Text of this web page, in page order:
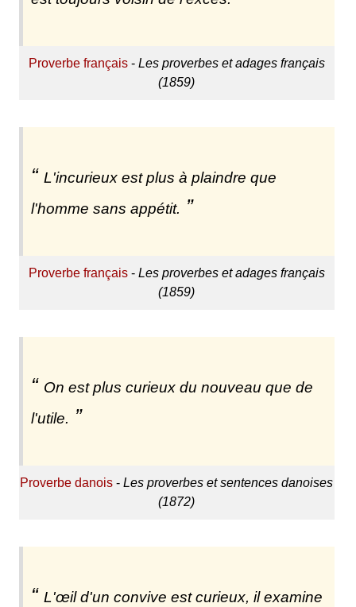
Proverbe français- Les proverbes et adages français
(1859)
L'incurieux est plus à plaindre que
l'homme sans appétit.
Proverbe français- Les proverbes et adages français
(1859)
On est plus curieux du nouveau que de
l'utile.
Proverbe danois -Les proverbes et sentences danoises
(1872)
L'œil d'un convive est curieux, il examine